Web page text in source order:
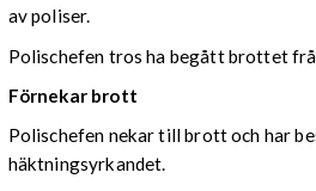
av poliser.
Polischefen tros ha begått brottet
Förnekar brott
Polischefen nekar till brott och har
häktningsyrkandet.